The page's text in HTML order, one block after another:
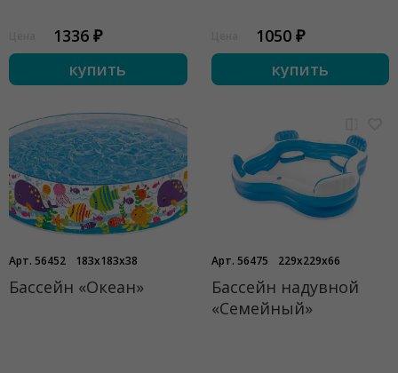
1336 ₽
купить
1050 ₽
купить
Арт. 56452 183x183x38
Бассейн «Океан»
Арт. 56475 229x229x66
Бассейн надувной
«Семейный»